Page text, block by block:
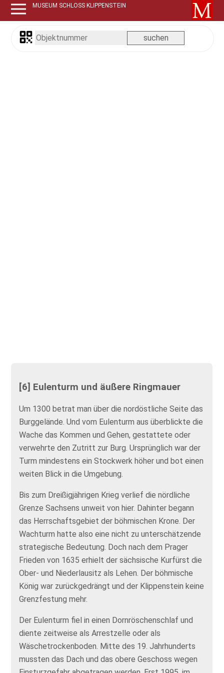
MUSEUM SCHLOSS KLIPPENSTEIN
[6] Eulenturm und äußere Ringmauer
Um 1300 betrat man über die nordöstliche Seite das
Burggelände. Und vom Eulenturm aus überblickte die
Wache das Kommen und Gehen, gestattete oder
verwehrte den Zutritt zur Burg. Ursprünglich war der
Turm mindestens ein Stockwerk höher und bot einen
weiten Blick in die Umgebung.
Bis zum Dreißigjährigen Krieg verlief die nördliche
Grenze Sachsens unweit von hier. Dahinter begann
das Herrschaftsgebiet der böhmischen Krone. Der
Wachturm hatte also eine nicht zu unterschätzende
strategische Bedeutung. Doch nach dem Prager
Frieden von 1635 erhielt der sächsische Kurfürst die
Ober- und Niederlausitz als Lehen. Der böhmische
König war zurückgedrängt und der Klippenstein keine
Grenzfestung mehr.
Der Eulenturm fiel in einen Dornröschenschlaf und
diente zeitweise als Arrestzelle oder als
Wäschetrockenboden. Mitte des 19. Jahrhunderts
mussten das Dach und das obere Geschoss wegen